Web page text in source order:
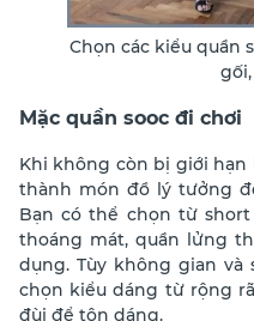
Chọn các kiểu quần
Mặc quần sooc đi chơi
Khi không còn bị giới hạn
thành món đồ lý tưởng
Bạn có thể chọn từ
thoáng mát, quần lửng
dụng. Tùy không gian
chọn kiểu dáng từ rộng
đùi để tôn dáng.